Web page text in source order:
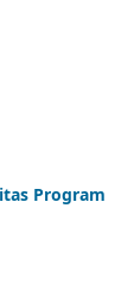
Program